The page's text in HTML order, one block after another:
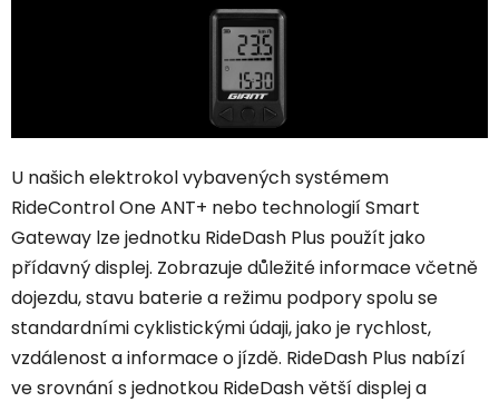
U našich elektrokol vybavených systémem
RideControl One ANT+ nebo technologií Smart
Gateway lze jednotku RideDash Plus použít jako
přídavný displej. Zobrazuje důležité informace včetně
dojezdu, stavu baterie a režimu podpory spolu se
standardními cyklistickými údaji, jako je rychlost,
vzdálenost a informace o jízdě. RideDash Plus nabízí
ve srovnání s jednotkou RideDash větší displej a